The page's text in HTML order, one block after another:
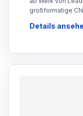
großformatige
Details